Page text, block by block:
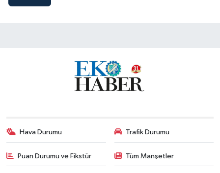
Hava Durumu Trafik Durumu
Puan Durumu ve Fikstür Tüm Manşetler